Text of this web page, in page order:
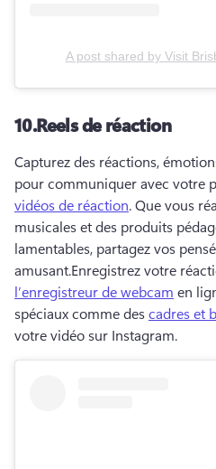
A post shared by Visit
10.Reels de réaction
Capturez des réactions,
pour communiquer avec votre
vidéos de réaction. Que vous
musicales et des produits
lamentables, partagez vos
amusant.Enregistrez votre
l’enregistreur de webcam en
spéciaux comme des cadres et
votre vidéo sur Instagram.